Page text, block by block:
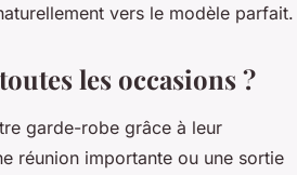
vers le modèle parfait.
les occasions ?
garde-robe grâce à leur
réunion importante ou une sortie